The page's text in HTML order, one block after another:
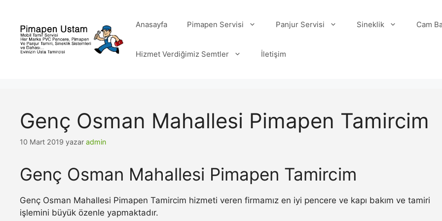
Anasayfa Pimapen Servisi Panjur Servisi Sineklik Cam
Hizmet Verdiğimiz Semtler İletişim
Genç Osman Mahallesi Pimapen Tamircim
10 Mart 2019 yazar admin
Genç Osman Mahallesi Pimapen Tamircim
Genç Osman Mahallesi Pimapen Tamircim hizmeti veren firmamız en iyi pencere ve kapı bakım ve tamiri
işlemini büyük özenle yapmaktadır.